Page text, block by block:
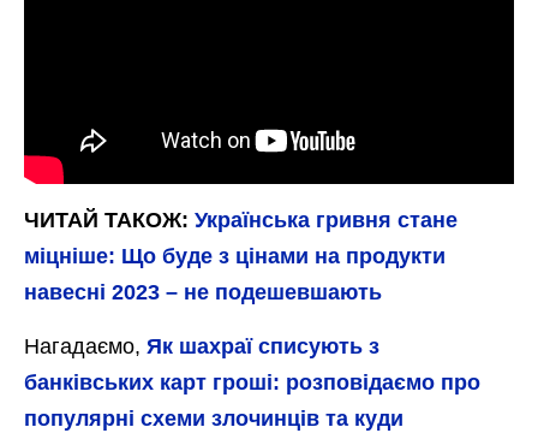
ЧИТАЙ ТАКОЖ: Українська гривня стане
міцніше: Що буде з цінами на продукти
навесні 2023 – не подешевшають
Нагадаємо, Як шахраї списують з
банківських карт гроші: розповідаємо про
популярні схеми злочинців та куди